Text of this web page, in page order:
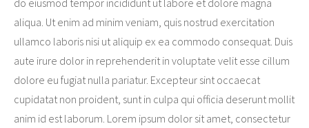
do eiusmod tempor incididunt ut labore et dolore magna
aliqua. Ut enim ad minim veniam, quis nostrud exercitation
ullamco laboris nisi ut aliquip ex ea commodo consequat. Duis
aute irure dolor in reprehenderit in voluptate velit esse cillum
dolore eu fugiat nulla pariatur. Excepteur sint occaecat
cupidatat non proident, sunt in culpa qui officia deserunt mollit
anim id est laborum. Lorem ipsum dolor sit amet, consectetur